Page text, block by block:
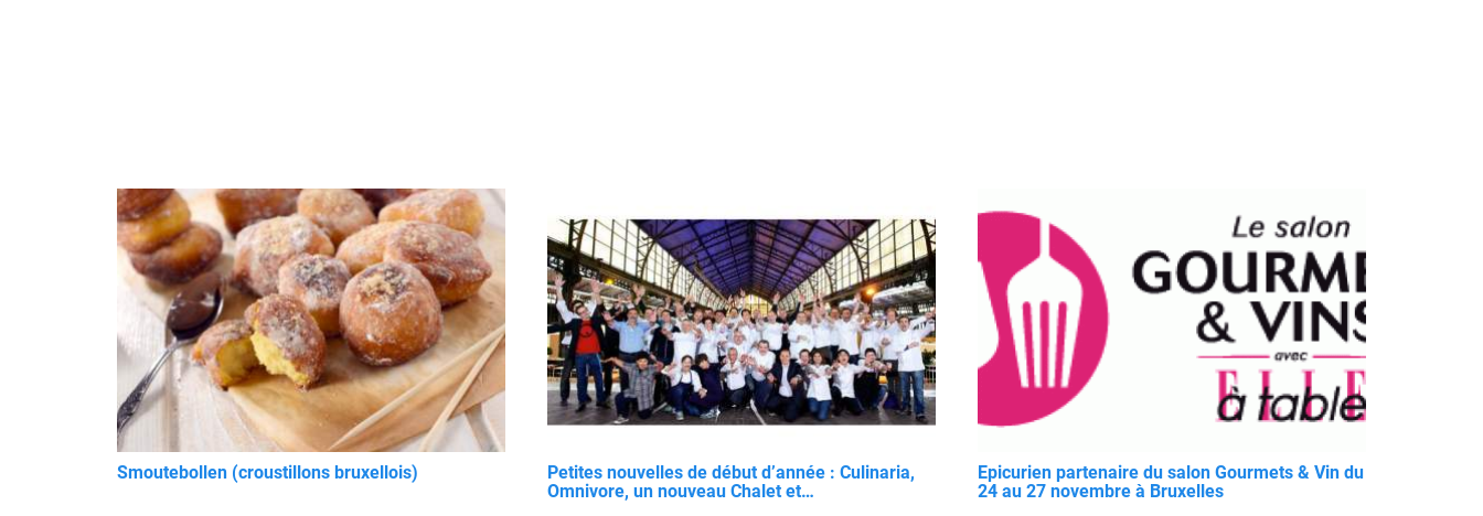
Smoutebollen (croustillons bruxellois)
Petites nouvelles de début d’année : Culinaria,
Omnivore, un nouveau Chalet et…
Epicurien partenaire du salon Gourmets & Vin du
24 au 27 novembre à Bruxelles